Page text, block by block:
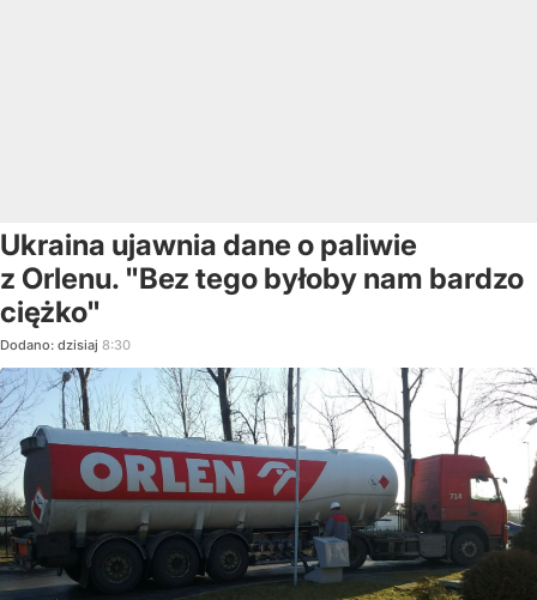
Ukraina ujawnia dane o paliwie
z Orlenu. "Bez tego byłoby nam bardzo
ciężko"
Dodano: dzisiaj 8:30